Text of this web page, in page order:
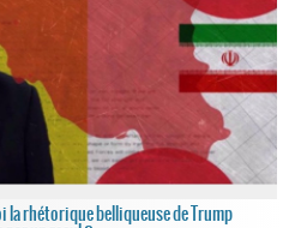
rhétorique belliqueuse de Trump